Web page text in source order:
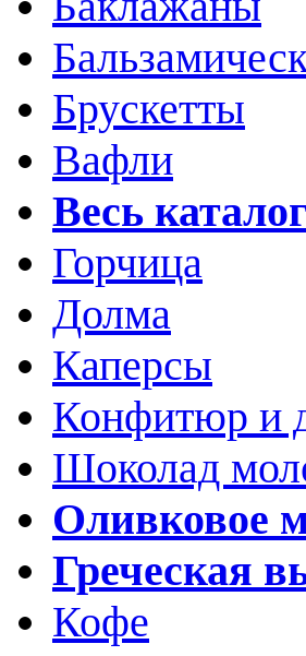
Брускетты
Вафли
Весь
Горчица
Долма
Каперсы
Конфитюр и
Шоколад
Оливковое
Греческая
Кофе